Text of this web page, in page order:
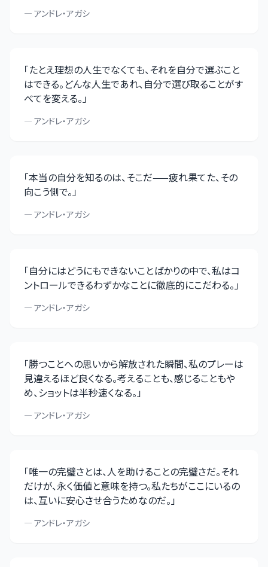
— アンドレ・アガシ
「たとえ理想の人生でなくても、それを自分で選ぶこと
はできる。どんな人生であれ、自分で選び取ることがす
べてを変える。」
— アンドレ・アガシ
「本当の自分を知るのは、そこだ——疲れ果てた、その
向こう側で。」
— アンドレ・アガシ
「自分にはどうにもできないことばかりの中で、私はコ
ントロールできるわずかなことに徹底的にこだわる。」
— アンドレ・アガシ
「勝つことへの思いから解放された瞬間、私のプレーは
見違えるほど良くなる。考えることも、感じることもや
め、ショットは半秒速くなる。」
— アンドレ・アガシ
「唯一の完璧さとは、人を助けることの完璧さだ。それ
だけが、永く価値と意味を持つ。私たちがここにいるの
は、互いに安心させ合うためなのだ。」
— アンドレ・アガシ